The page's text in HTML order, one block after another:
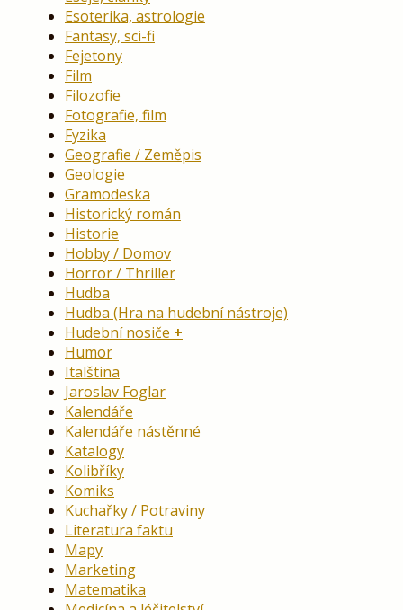
Esoterika, astrologie
Fantasy, sci-fi
Fejetony
Film
Filozofie
Fotografie, film
Fyzika
Geografie / Zeměpis
Geologie
Gramodeska
Historický román
Historie
Hobby / Domov
Horror / Thriller
Hudba
Hudba (Hra na hudební nástroje)
Hudební nosiče
Humor
Italština
Jaroslav Foglar
Kalendáře
Kalendáře nástěnné
Katalogy
Kolibříky
Komiks
Kuchařky / Potraviny
Literatura faktu
Mapy
Marketing
Matematika